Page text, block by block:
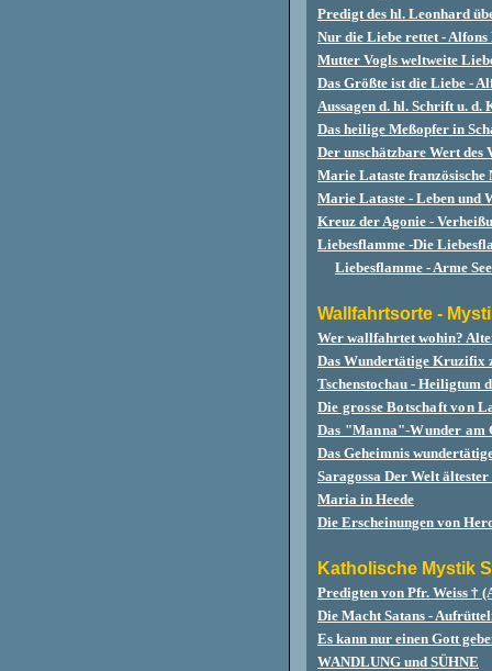
Predigt des hl. Leonhard
Nur die Liebe rettet -
Mutter Vogls weltweite
Das Größte ist die Liebe -
Aussagen d. hl. Schrift u.
Das heilige Meßopfer in
Der unschätzbare Wert des
Marie Lataste französische
Marie Lataste - Leben und
Kreuz der Agonie -
Liebesflamme -Die
Liebesflamme - Arme
Wallfahrtsorte -
Wer wallfahrtet wohin?
Das Wundertätige Kruzifix
Tschenstochau - Heiligtum
Die grosse Botschaft von
Das "Manna"-Wunder am
Das Geheimnis
Saragossa Der Welt
Maria in Heede
Die Erscheinungen von
Katholische Mystik
Predigten von Pfr. Weiss †
Die Macht Satans -
Es kann nur einen Gott
WANDLUNG und SÜHNE